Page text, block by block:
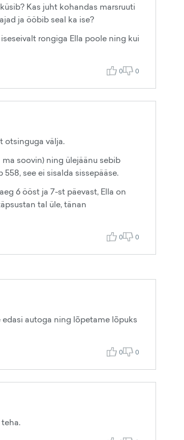
Kas juht kohandas marsruuti
ja ööbib seal ka ise?
rongiga Ella poole ning kui
0 0
otsinguga välja.
soovin) ning ülejäänu sebib
see ei sisalda sissepääse.
6 ööst ja 7-st päevast, Ella on
tal üle, tänan
0 0
autoga ning lõpetame lõpuks
0 0